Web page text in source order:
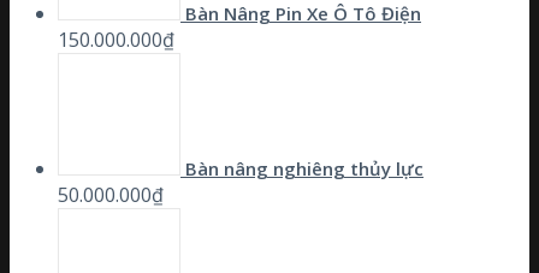
Bàn Nâng Pin Xe Ô Tô Điện
150.000.000₫
Bàn nâng nghiêng thủy lực
50.000.000₫